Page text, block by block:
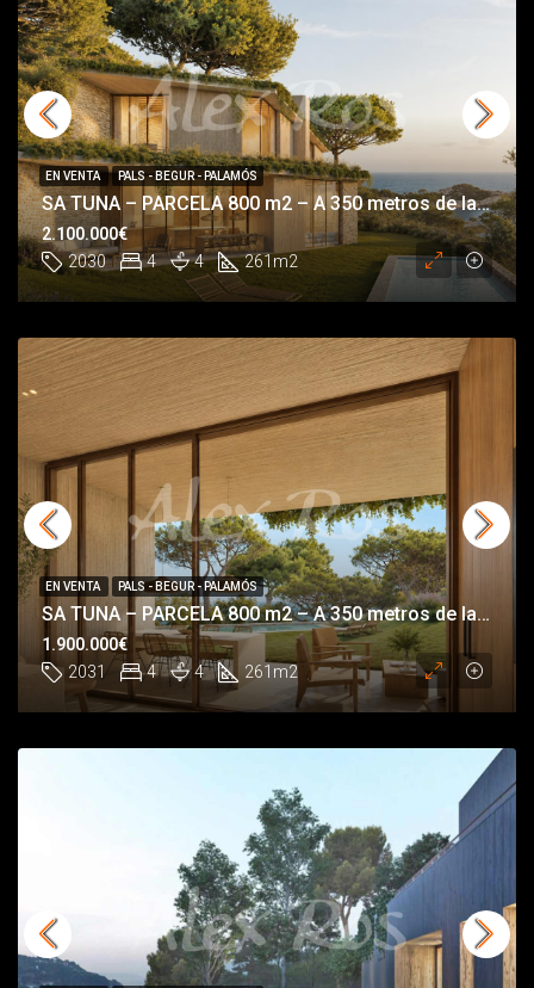
SA TUNA – PARCELA 800 m2 – A 350 metros de la playa de Sa Tuna
2030 4 4 261 m2
2.100.000€
EN VENTA PALS - BEGUR - PALAMÓS
SA TUNA – PARCELA 800 m2 – A 350 metros de la playa de Sa Tuna
2031 4 4 261 m2
1.900.000€
EN VENTA PALS - BEGUR - PALAMÓS